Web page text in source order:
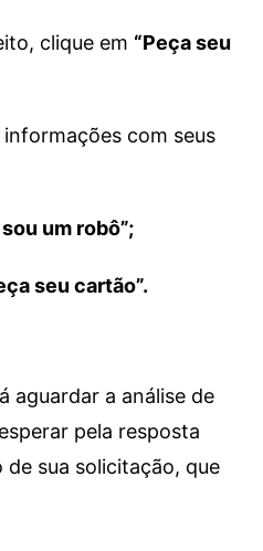
clique em “Peça seu
com seus
sou um robô”;
seu cartão”.
aguardar a análise de
pela resposta
sua solicitação, que